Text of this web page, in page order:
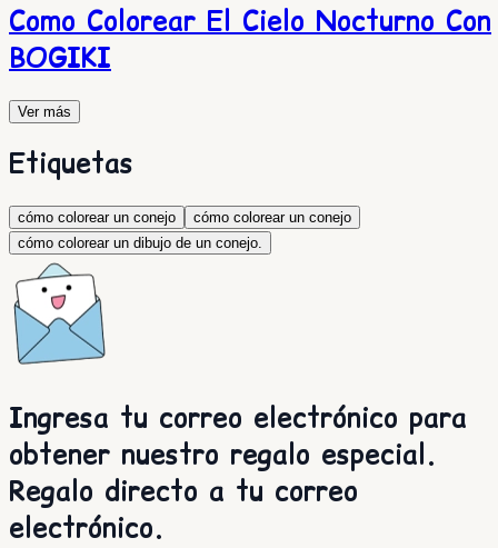
Como Colorear El Cielo Nocturno Con
BOGIKI
Ver más
Etiquetas
cómo colorear un conejo
cómo colorear un conejo
cómo colorear un dibujo de un conejo.
Ingresa tu correo electrónico para
obtener nuestro regalo especial.
Regalo directo a tu correo
electrónico.